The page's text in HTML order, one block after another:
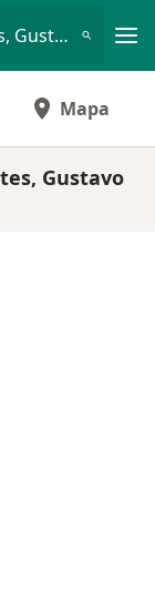
Psicólogo • Tepeyac Insurgentes, Gustavo A Madero, CDMX
Mapa
Gustavo